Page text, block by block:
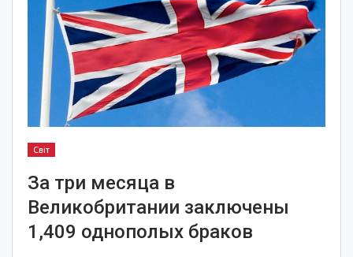
Світ
За три месяца в
Великобритании заключены
1,409 однополых браков